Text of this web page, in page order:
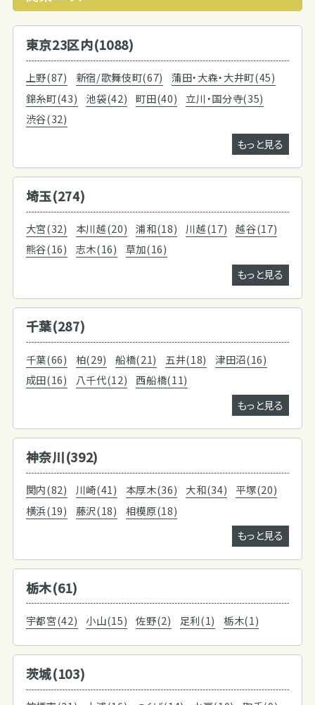
東京23区内(1088)
上野(87) 新宿/歌舞伎町(67)
蒲田・大森・大井町(45)
錦糸町(43)
池袋(42) 町田(40)
立川・国分寺(35)
渋谷(32)
もっと見る
埼玉(274)
大宮(32) 本川越(20) 浦和(18) 川越(17)
越谷(17)
熊谷(16)
志木(16)
草加(16)
もっと見る
千葉(287)
千葉(66) 柏(29) 船橋(21) 五井(18)
津田沼(16)
成田(16)
八千代(12)
西船橋(11)
もっと見る
神奈川(392)
関内(82) 川崎(41) 本厚木(36) 大和(34)
平塚(20)
横浜(19)
藤沢(18)
相模原(18)
もっと見る
栃木(61)
宇都宮(42) 小山(15) 佐野(2) 足利(1) 栃木(1)
茨城(103)